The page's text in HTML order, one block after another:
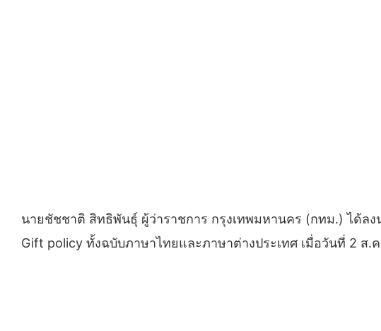
นายชัชชาติ สิทธิพันธุ์ ผู้ว่าราชการ กรุงเทพมหานคร (กทม.) ได้ล
Gift policy ทั้งฉบับภาษาไทยและภาษาต่างประเทศ เมื่อวันที่ 2 ส